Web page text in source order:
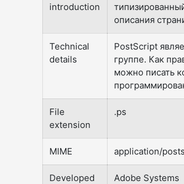
introduction
описания
Technical
details
PostScript
группе. Как
можно писать
File
extension
.ps
MIME application/
Developed
Adobe Systems